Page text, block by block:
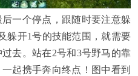
一个停点，跟随时要注意躲
躲开1号的技能范围，就需要
去。站在2号和3号野马的靠
起携手奔向终点！图中看到